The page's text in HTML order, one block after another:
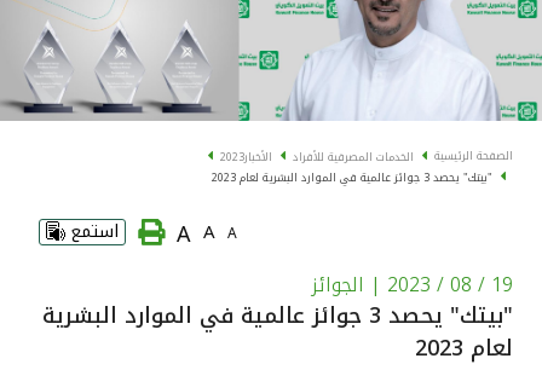
الخدمات المصرفية الإلكترونية للشركات
خدمة "بيتك" للتداول الإلكتروني
الحسابات المصرفية
البطاقات
"برامج العملاء"
الاستثمار
الصفحة الرئيسية الخدمات المصرفية للأفراد الأخبار2023
"بيتك" يحصد 3 جوائز عالمية في الموارد البشرية لعام 2023
A
A
A استمع
19 / 08 / 2023 | الجوائز
"بيتك" يحصد 3 جوائز عالمية في الموارد البشرية
لعام 2023